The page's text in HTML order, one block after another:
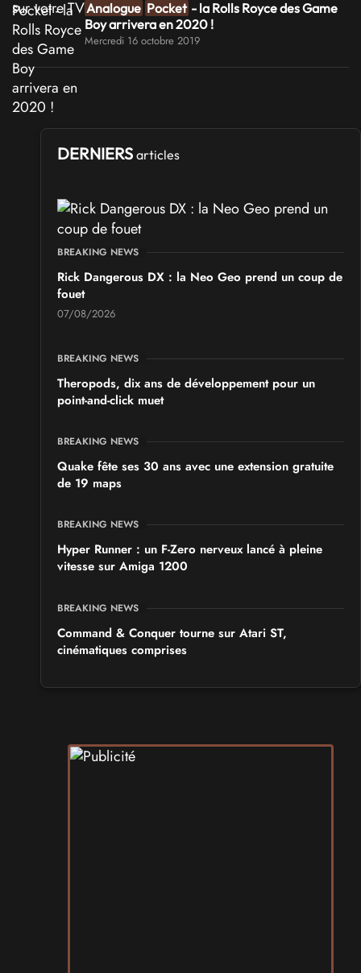
Analogue Pocket - la Rolls Royce des Game
Boy arrivera en 2020 !
Mercredi 16 octobre 2019
DERNIERS articles
BREAKING NEWS
Rick Dangerous DX : la Neo Geo prend un coup de
fouet
07/08/2026
BREAKING NEWS
Theropods, dix ans de développement pour un
point-and-click muet
BREAKING NEWS
Quake fête ses 30 ans avec une extension gratuite
de 19 maps
BREAKING NEWS
Hyper Runner : un F-Zero nerveux lancé à pleine
vitesse sur Amiga 1200
BREAKING NEWS
Command & Conquer tourne sur Atari ST,
cinématiques comprises